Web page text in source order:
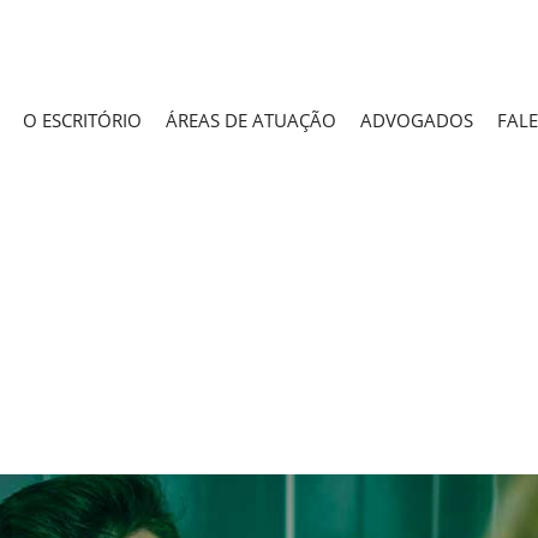
O ESCRITÓRIO ÁREAS DE ATUAÇÃO ADVOGADOS